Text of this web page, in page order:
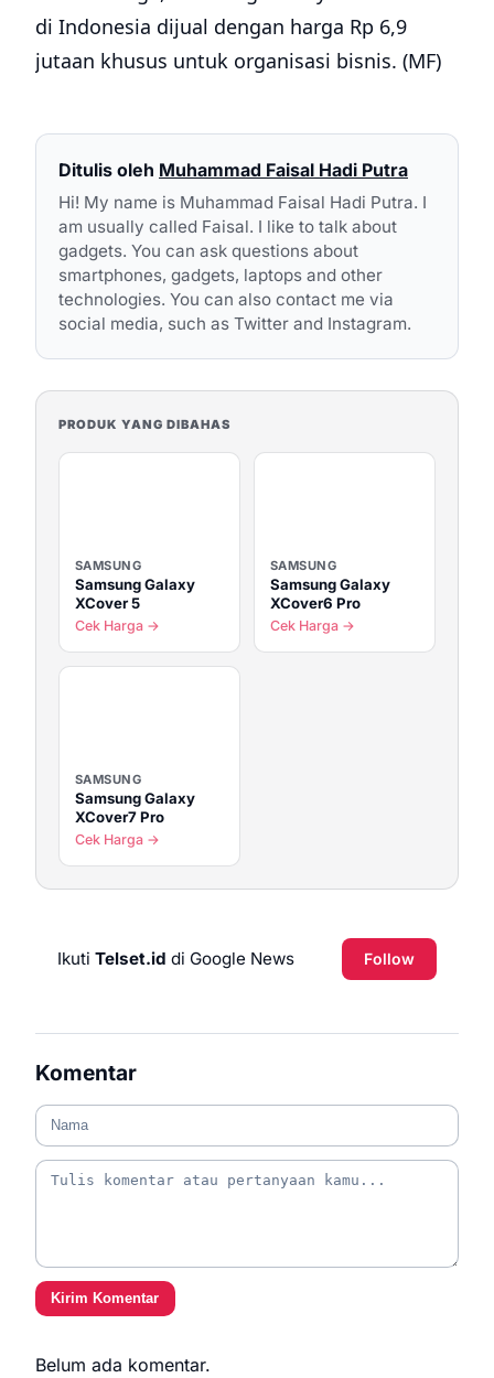
di Indonesia dijual dengan harga Rp 6,9
jutaan khusus untuk organisasi bisnis. (MF)
Ditulis oleh Muhammad Faisal Hadi Putra
Hi! My name is Muhammad Faisal Hadi Putra. I
am usually called Faisal. I like to talk about
gadgets. You can ask questions about
smartphones, gadgets, laptops and other
technologies. You can also contact me via
social media, such as Twitter and Instagram.
PRODUK YANG DIBAHAS
SAMSUNG
Samsung Galaxy
XCover 5
Cek Harga →
SAMSUNG
Samsung Galaxy
XCover6 Pro
Cek Harga →
SAMSUNG
Samsung Galaxy
XCover7 Pro
Cek Harga →
Ikuti Telset.id di Google News Follow
Komentar
Kirim Komentar
Belum ada komentar.